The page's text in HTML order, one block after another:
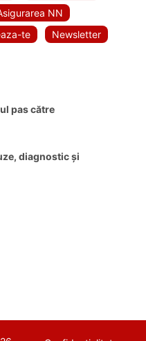
NN
te Newsletter
pas către
diagnostic și